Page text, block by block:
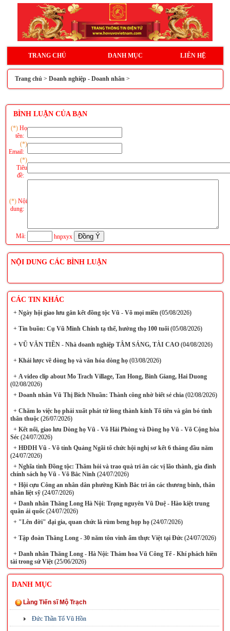
TRANG CHỦ DANH MỤC LIÊN HỆ
Trang chủ > Doanh nghiệp - Doanh nhân>
BÌNH LUẬN CỦA BẠN
(*) Họ
tên:
(*)
Email:
(*)
Tiêu
đề:
(*) Nội
dung:
Mã: hnpxyx
NỘI DUNG CÁC BÌNH LUẬN
CÁC TIN KHÁC
+Ngày hội giao lưu gắn kết đồng tộc Vũ - Võ mọi miền(05/08/2026)
+Tin buồn: Cụ Vũ Minh Chính tạ thế, hưởng thọ 100 tuổi(05/08/2026)
+VŨ VĂN TIỀN - Nhà doanh nghiệp TÂM SÁNG, TÀI CAO(04/08/2026)
+Khái lược về dòng họ và văn hóa dòng họ(03/08/2026)
+A video clip about Mo Trach Village, Tan Hong, Binh Giang, Hai Duong
(02/08/2026)
+Doanh nhân Vũ Thị Bích Nhuần: Thành công nhờ biết sẻ chia(02/08/2026)
+Chăm lo việc họ phải xuất phát từ lòng thành kính Tổ tiên và gắn bó tình
thân thuộc(26/07/2026)
+Kết nối, giao lưu Dòng họ Vũ - Võ Hải Phòng và Dòng họ Vũ - Võ Cộng hòa
Séc(24/07/2026)
+HĐDH Vũ - Võ tỉnh Quảng Ngãi tổ chức hội nghị sơ kết 6 tháng đầu năm
(24/07/2026)
+Nghĩa tình Đồng tộc: Thăm hỏi và trao quà tri ân các vị lão thành, gia đình
chính sách họ Vũ - Võ Bắc Ninh(24/07/2026)
+Hội cựu Công an nhân dân phường Kinh Bắc tri ân các thương binh, thân
nhân liệt sỹ(24/07/2026)
+Danh nhân Thăng Long Hà Nội: Trạng nguyên Vũ Duệ - Hào kiệt trung
quân ái quốc(24/07/2026)
+"Lên đời" đại gia, quan chức là rùm beng họp họ(24/07/2026)
+Tập đoàn Thăng Long - 30 năm tôn vinh ẩm thực Việt tại Đức(24/07/2026)
+Danh nhân Thăng Long - Hà Nội: Thám hoa Vũ Công Tể - Khí phách hiền
tài trong sử Việt(25/06/2026)
DANH MỤC
Làng Tiến sĩ Mộ Trạch
Đức Thần Tổ Vũ Hồn